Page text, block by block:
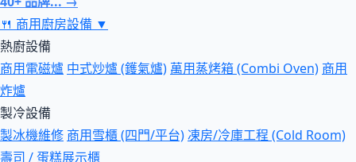
🍴 商用廚房設備 ▼
熱廚設備
商用電磁爐 中式炒爐 (鑊氣爐) 萬用蒸烤箱 (Combi Oven) 商用
炸爐
製冷設備
製冰機維修 商用雪櫃 (四門/平台)凍房/冷庫工程 (Cold Room)
壽司 / 蛋糕展示櫃